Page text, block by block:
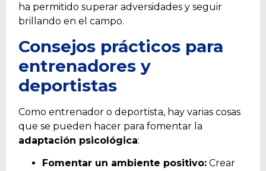
ha permitido superar adversidades y seguir
brillando en el campo.
Consejos prácticos para
entrenadores y
deportistas
Como entrenador o deportista, hay varias cosas
que se pueden hacer para fomentar la
adaptación psicológica:
Fomentar un ambiente positivo: Crear